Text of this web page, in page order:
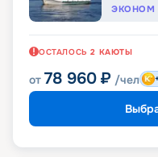
ЭКОНОМ
ОСТАЛОСЬ 2 КАЮТЫ
от 78 960 ₽ /чел